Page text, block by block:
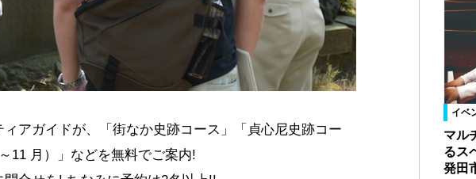
アガイドが、「街なか史跡コース」「貞心尼史跡コー
11 月）」などを無料でご案内!
イベ
マル
るス
発田